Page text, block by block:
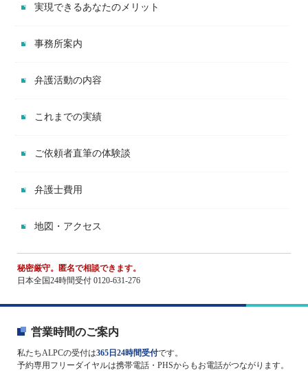
実現できるあなたのメリット
事務所案内
弁護活動の内容
これまでの実績
ご依頼者直筆の体験談
弁護士費用
地図・アクセス
秘密厳守。匿名で相談できます。
日本全国24時間受付 0120-631-276
営業時間のご案内
私たちALPCの受付は365日24時間受付です。
予約専用フリーダイヤルは携帯電話・PHSからもお電話がつながります。